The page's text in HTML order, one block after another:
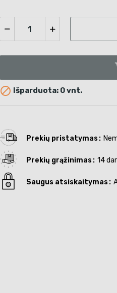
 Išparduota: 0 vnt.
Prekių pristatymas
Prekių grąžinimas 14
Saugus atsiskaitymas